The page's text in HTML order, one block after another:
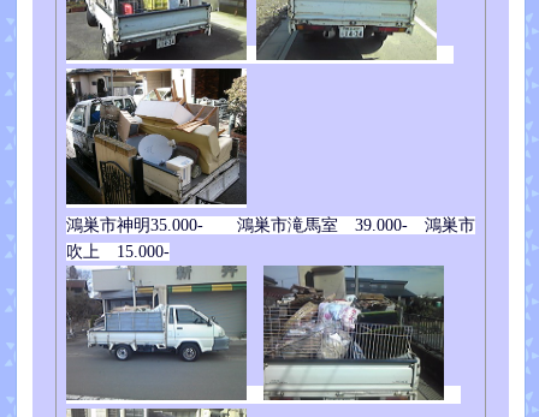
鴻巣市神明35.000- 鴻巣市滝馬室 39.000- 鴻巣市
吹上 15.000-